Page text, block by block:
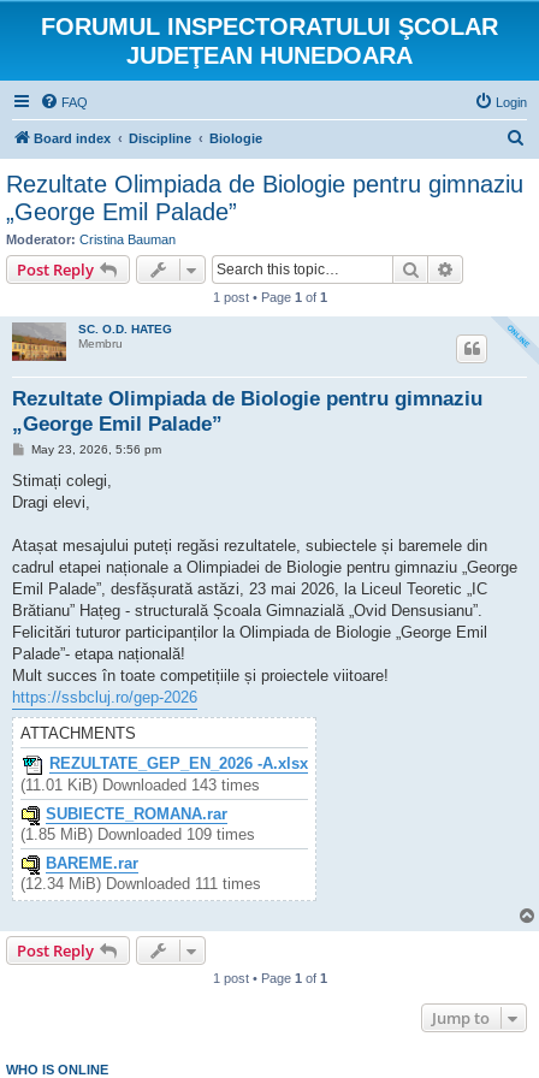
FORUMUL INSPECTORATULUI ŞCOLAR
JUDEŢEAN HUNEDOARA
FAQ Login
Board index Discipline Biologie
Rezultate Olimpiada de Biologie pentru gimnaziu
„George Emil Palade”
Moderator: Cristina Bauman
Post Reply Search
1 post • Page 1 of 1
SC. O.D. HATEG
Membru
Rezultate Olimpiada de Biologie pentru gimnaziu
„George Emil Palade”
P
s
May 23, 2026, 5:56 pm
Stimați colegi,
Dragi elevi,
Atașat mesajului puteți regăsi rezultatele, subiectele și baremele din
cadrul etapei naționale a Olimpiadei de Biologie pentru gimnaziu „George
Emil Palade”, desfășurată astăzi, 23 mai 2026, la Liceul Teoretic „IC
Brătianu” Hațeg - structurală Școala Gimnazială „Ovid Densusianu”.
Felicitări tuturor participanților la Olimpiada de Biologie „George Emil
Palade”- etapa națională!
Mult succes în toate competițiile și proiectele viitoare!
https://ssbcluj.ro/gep-2026
ATTACHMENTS
REZULTATE_GEP_EN_2026 -A.xlsx
(11.01 KiB) Downloaded 143 times
SUBIECTE_ROMANA.rar
(1.85 MiB) Downloaded 109 times
BAREME.rar
(12.34 MiB) Downloaded 111 times
Post Reply
1 post • Page 1 of 1
Jump to
WHO IS ONLINE